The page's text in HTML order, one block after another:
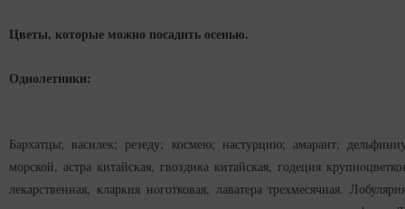
Цветы, которые можно посадить осенью.
Однолетники:
Бархатцы; василек; резеду; космею; настурцию; амарант;
морской, астра китайская, гвоздика китайская, годеция
лекарственная, кларкия ноготковая, лаватера трехмесячная.